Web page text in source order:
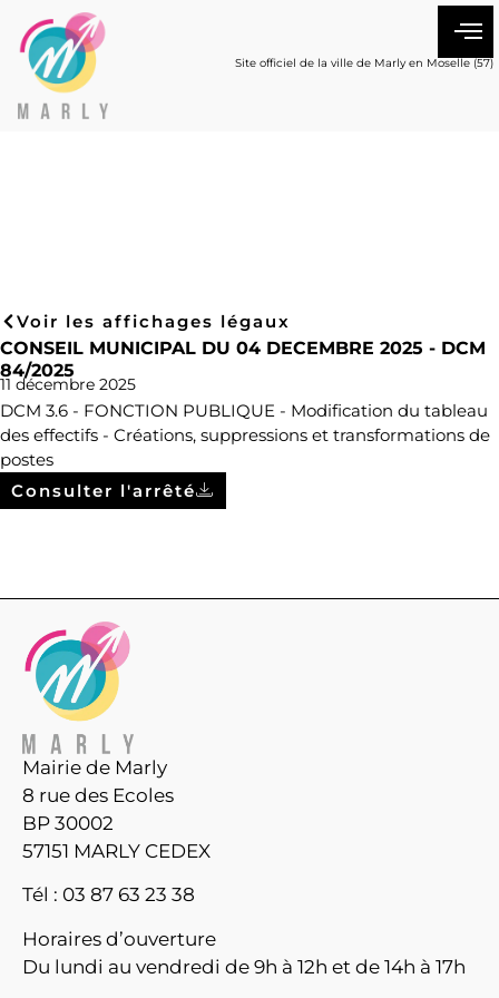
Site officiel de la ville de Marly en Moselle (57)
Voir les affichages légaux
CONSEIL MUNICIPAL DU 04 DECEMBRE 2025 - DCM
84/2025
11 décembre 2025
DCM 3.6 - FONCTION PUBLIQUE - Modification du tableau
des effectifs - Créations, suppressions et transformations de
postes
Consulter l'arrêté
Mairie de Marly
8 rue des Ecoles
BP 30002
57151 MARLY CEDEX
Tél : 03 87 63 23 38
Horaires d’ouverture
Du lundi au vendredi de 9h à 12h et de 14h à 17h